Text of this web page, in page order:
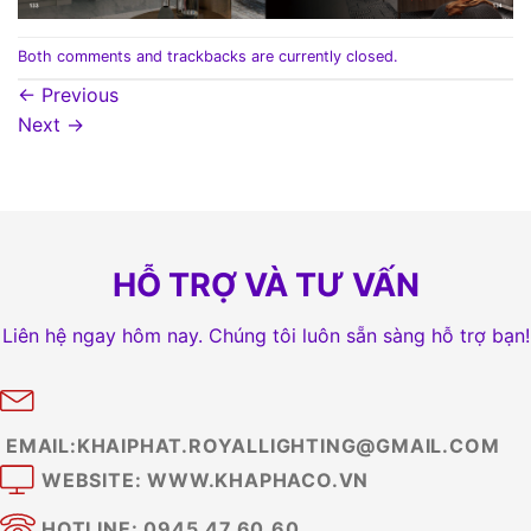
Both comments and trackbacks are currently closed.
← Previous
Next →
HỖ TRỢ VÀ TƯ VẤN
Liên hệ ngay hôm nay. Chúng tôi luôn sẵn sàng hỗ trợ bạn!
EMAIL:KHAIPHAT.ROYALLIGHTING@GMAIL.COM
WEBSITE: WWW.KHAPHACO.VN